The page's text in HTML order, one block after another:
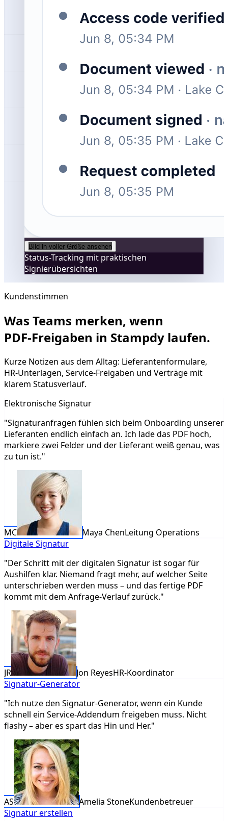
Bild in voller Größe ansehen
Status-Tracking mit praktischen
Signierübersichten
Kundenstimmen
Was Teams merken, wenn
PDF‑Freigaben in Stampdy laufen.
Kurze Notizen aus dem Alltag: Lieferantenformulare,
HR‑Unterlagen, Service‑Freigaben und Verträge mit
klarem Statusverlauf.
Elektronische Signatur
"Signaturanfragen fühlen sich beim Onboarding unserer
Lieferanten endlich einfach an. Ich lade das PDF hoch,
markiere zwei Felder und der Lieferant weiß genau, was
zu tun ist."
MC Maya ChenLeitung Operations
Digitale Signatur
"Der Schritt mit der digitalen Signatur ist sogar für
Aushilfen klar. Niemand fragt mehr, auf welcher Seite
unterschrieben werden muss – und das fertige PDF
kommt mit dem Anfrage‑Verlauf zurück."
JR Jon ReyesHR-Koordinator
Signatur‑Generator
"Ich nutze den Signatur‑Generator, wenn ein Kunde
schnell ein Service‑Addendum freigeben muss. Nicht
flashy – aber es spart das Hin und Her."
AS Amelia StoneKundenbetreuer
Signatur erstellen